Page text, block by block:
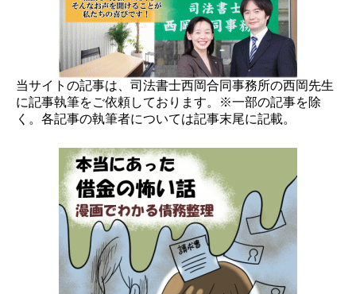
当サイトの記事は、司法書士西岡合同事務所の西岡先生
に記事執筆をご依頼しております。※一部の記事を除
く。各記事の執筆者については記事末尾に記載。